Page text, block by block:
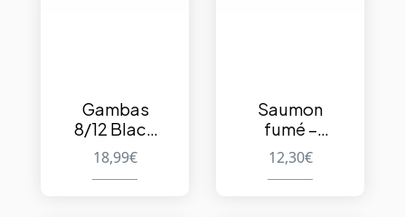
Gambas
8/12 Black
Tiger –
Surgelées –
18,99€
Saumon
fumé –
Norway –
Short
12,30€